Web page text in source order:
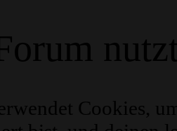
Cookies,